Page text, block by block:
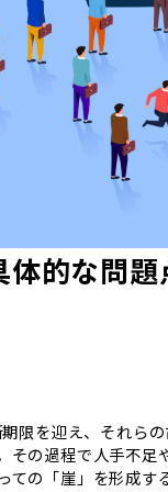
的な問
限を迎え、それら
その過程で人手不
の「崖」を形成す